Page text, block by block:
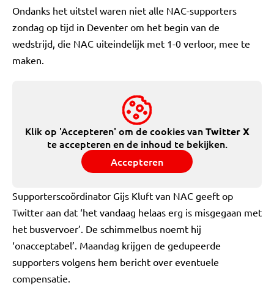
Ondanks het uitstel waren niet alle NAC-supporters
zondag op tijd in Deventer om het begin van de
wedstrijd, die NAC uiteindelijk met 1-0 verloor, mee te
maken.
Klik op 'Accepteren' om de cookies vanTwitter X
te accepteren en de inhoud te bekijken.
Accepteren
Supporterscoördinator Gijs Kluft van NAC geeft op
Twitter aan dat ‘het vandaag helaas erg is misgegaan met
het busvervoer’. De schimmelbus noemt hij
‘onacceptabel’. Maandag krijgen de gedupeerde
supporters volgens hem bericht over eventuele
compensatie.